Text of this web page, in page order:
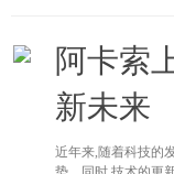
阿卡索
新未来
近年来,随着科技的